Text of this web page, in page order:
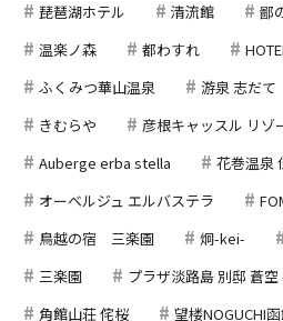
琵琶湖ホテル
清流館 鄙
温楽ノ森
都わすれ
ふくみつ華山温泉
游泉 志だて
きむらや
彦根キャッスル リゾ
Auberge erba stella
花巻温泉
オーベルジュ エルバステラ
鳥越の宿 三楽園
炯-kei-
三楽園
プラザ淡路島 別邸 蒼空
角館山荘 侘桜
望楼NOGUCHI